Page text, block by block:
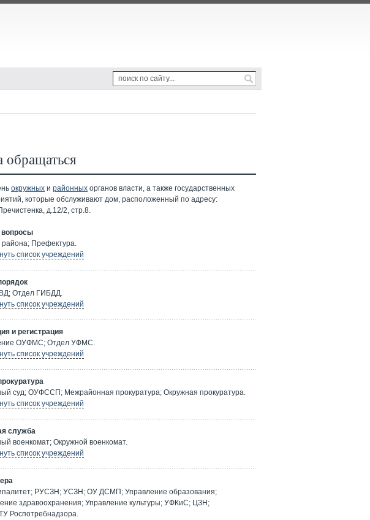
обращаться
окружных и районных органов власти, а также государственных
которые обслуживают дом, расположенный по адресу:
д.12/2, стр.8.
района; Префектура.
список учреждений
Отдел ГИБДД.
список учреждений
и регистрация
ОУФМС; Отдел УФМС.
список учреждений
суд; ОУФССП; Межрайонная прокуратура; Окружная прокуратура.
список учреждений
служба
военкомат; Окружной военкомат.
список учреждений
РУСЗН; УСЗН; ОУ ДСМП; Управление образования;
здравоохранения; Управление культуры; УФКиС; ЦЗН;
Роспотребнадзора.